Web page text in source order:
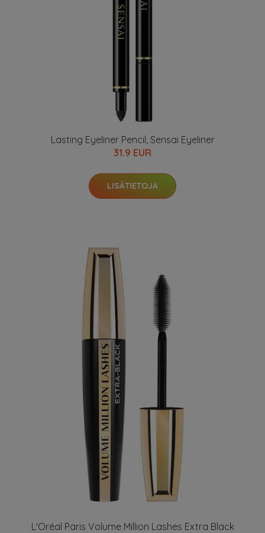
Lasting Eyeliner Pencil, Sensai Eyeliner
31.9 EUR
LISÄTIETOJA
L'Oréal Paris Volume Million Lashes Extra Black